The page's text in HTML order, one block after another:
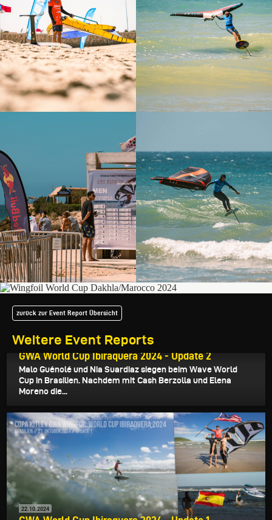
Weitere Event Reports
zurück zur Event Report Übersicht
23.10.2024
GWA World Cup Ibiraquera 2024 - Update 2
Malo Guénolé und Nia Suardiaz siegen beim Wave World
Cup in Brasilien. Nachdem mit Cash Berzolla und Elena
Moreno die...
22.10.2024